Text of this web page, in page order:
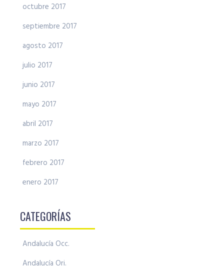
octubre 2017
septiembre 2017
agosto 2017
julio 2017
junio 2017
mayo 2017
abril 2017
marzo 2017
febrero 2017
enero 2017
CATEGORÍAS
Andalucía Occ.
Andalucía Ori.